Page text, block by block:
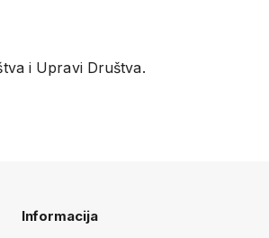
i Upravi Društva.
Informacija